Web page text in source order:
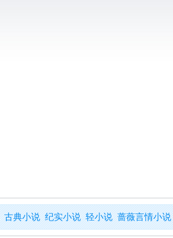
古典小说 纪实小说 轻小说 蔷薇言情小说